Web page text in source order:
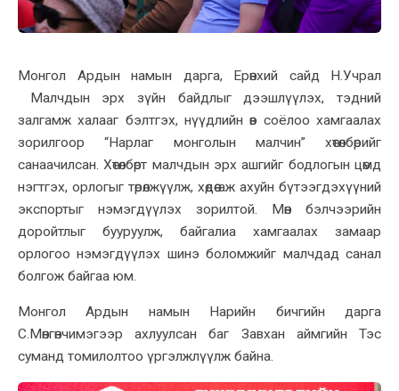
Монгол Ардын намын дарга, Ерөнхий сайд Н.Учрал
Малчдын эрх зүйн байдлыг дээшлүүлэх, тэдний
залгамж халааг бэлтгэх, нүүдлийн өв соёлоо хамгаалах
зорилгоор “Нарлаг монголын малчин” хөтөлбөрийг
санаачилсан. Хөтөлбөрт малчдын эрх ашгийг бодлогын цөмд
нэгтгэх, орлогыг төрөлжүүлж, хөдөө аж ахуйн бүтээгдэхүүний
экспортыг нэмэгдүүлэх зорилтой. Мөн бэлчээрийн
доройтлыг бууруулж, байгалиа хамгаалах замаар
орлогоо нэмэгдүүлэх шинэ боломжийг малчдад санал
болгож байгаа юм.
Монгол Ардын намын Нарийн бичгийн дарга
С.Мөнгөнчимэгээр ахлуулсан баг Завхан аймгийн Тэс
суманд томилолтоо үргэлжлүүлж байна.